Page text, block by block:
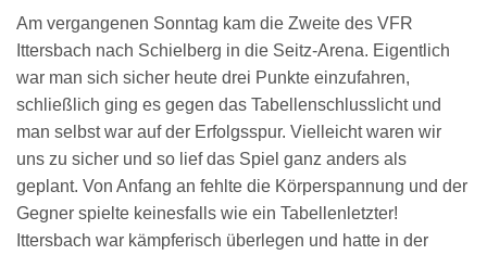
Am vergangenen Sonntag kam die Zweite des VFR
Ittersbach nach Schielberg in die Seitz-Arena. Eigentlich
war man sich sicher heute drei Punkte einzufahren,
schließlich ging es gegen das Tabellenschlusslicht und
man selbst war auf der Erfolgsspur. Vielleicht waren wir
uns zu sicher und so lief das Spiel ganz anders als
geplant. Von Anfang an fehlte die Körperspannung und der
Gegner spielte keinesfalls wie ein Tabellenletzter!
Ittersbach war kämpferisch überlegen und hatte in der